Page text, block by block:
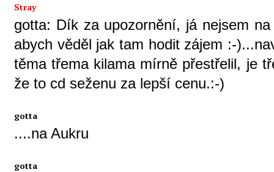
Stray
gotta: Dík za upozornění, já nejsem
abych věděl jak tam hodit zájem :-
těma třema kilama mírně přestřelil, je
že to cd seženu za lepší cenu.:-)
gotta
....na Aukru
gotta